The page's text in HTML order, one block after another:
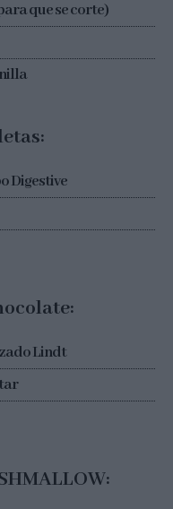
que se corte)
Digestive
Lindt